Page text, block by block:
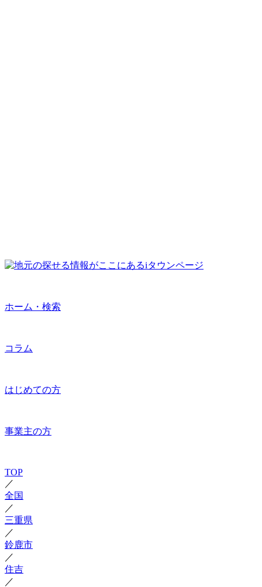
ホーム・検索
コラム
はじめての方
事業主の方
TOP
／
全国
／
三重県
／
鈴鹿市
／
住吉
／